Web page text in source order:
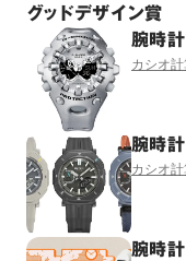
グッドデザイン賞
腕時計
カシオ
腕時計
カシオ
腕時計